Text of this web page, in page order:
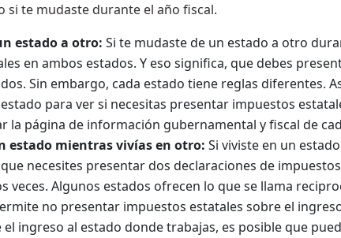
si te mudaste durante el año fiscal.
estado a otro: Si te mudaste de un estado a otro
en ambos estados. Y eso significa, que debes
Sin embargo, cada estado tiene reglas diferentes.
para ver si necesitas presentar impuestos
la página de información gubernamental y fiscal de
estado mientras vivías en otro: Si viviste en un
necesites presentar dos declaraciones de
veces. Algunos estados ofrecen lo que se llama
no presentar impuestos estatales sobre el
ingreso al estado donde trabajas, es posible que